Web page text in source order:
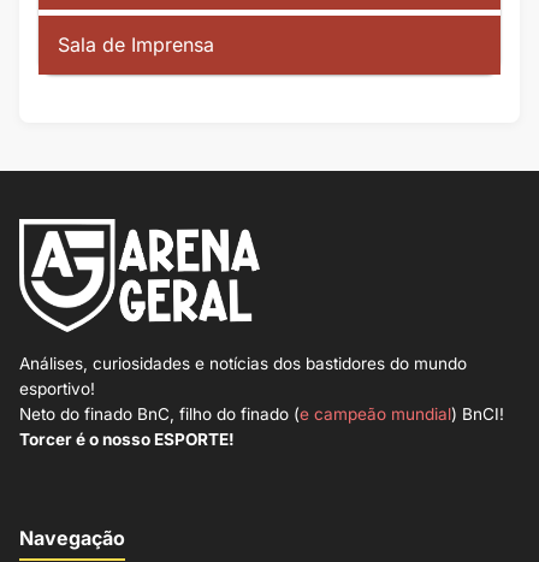
Sala de Imprensa
Análises, curiosidades e notícias dos bastidores do mundo
esportivo!
Neto do finado BnC, filho do finado (e campeão mundial) BnCI!
Torcer é o nosso ESPORTE!
Navegação